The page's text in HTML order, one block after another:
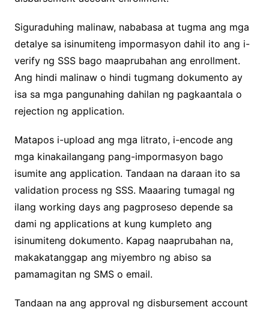
Siguraduhing malinaw, nababasa at tugma ang mga
detalye sa isinumiteng impormasyon dahil ito ang i-
verify ng SSS bago maaprubahan ang enrollment.
Ang hindi malinaw o hindi tugmang dokumento ay
isa sa mga pangunahing dahilan ng pagkaantala o
rejection ng application.
Matapos i-upload ang mga litrato, i-encode ang
mga kinakailangang pang-impormasyon bago
isumite ang application. Tandaan na daraan ito sa
validation process ng SSS. Maaaring tumagal ng
ilang working days ang pagproseso depende sa
dami ng applications at kung kumpleto ang
isinumiteng dokumento. Kapag naaprubahan na,
makakatanggap ang miyembro ng abiso sa
pamamagitan ng SMS o email.
Tandaan na ang approval ng disbursement account